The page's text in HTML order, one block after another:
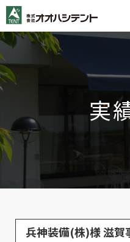
i
p
t
o
o
n
t
実
兵神装備(株)様 滋